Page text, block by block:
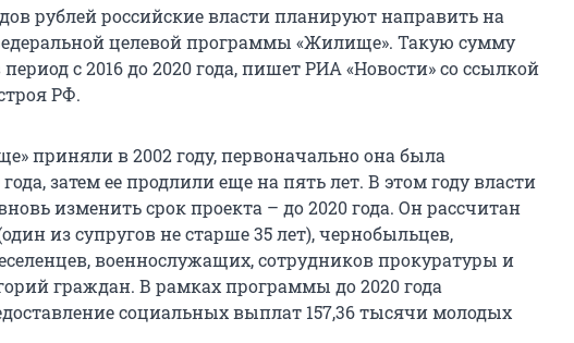
рублей российские власти планируют направить на
целевой программы «Жилище». Такую сумму
с 2016 до 2020 года, пишет РИА «Новости» со ссылкой
РФ.
приняли в 2002 году, первоначально она была
затем ее продлили еще на пять лет. В этом году власти
изменить срок проекта – до 2020 года. Он рассчитан
из супругов не старше 35 лет), чернобыльцев,
военнослужащих, сотрудников прокуратуры и
граждан. В рамках программы до 2020 года
социальных выплат 157,36 тысячи молодых